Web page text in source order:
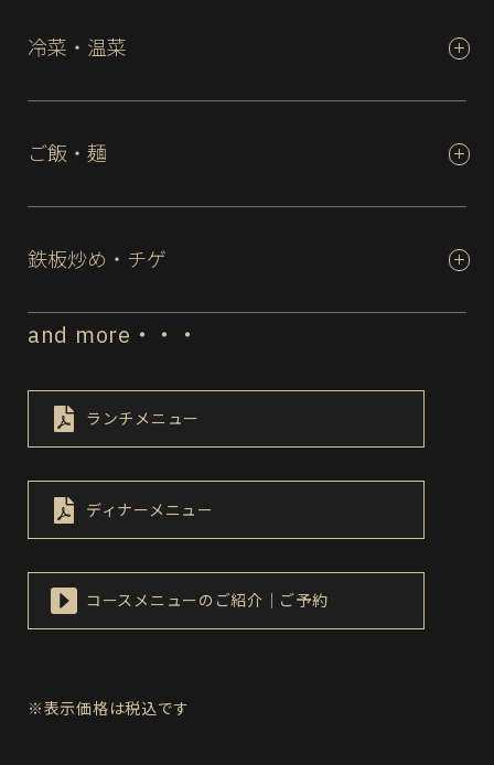
冷菜・温菜
ご飯・麺
鉄板炒め・チゲ
and more・・・
ランチメニュー
ディナーメニュー
コースメニューのご紹介｜ご予約
※表示価格は税込です